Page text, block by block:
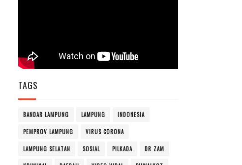
TAGS
BANDAR LAMPUNG LAMPUNG INDONESIA
PEMPROV LAMPUNG VIRUS CORONA
LAMPUNG SELATAN SOSIAL PILKADA DR ZAM